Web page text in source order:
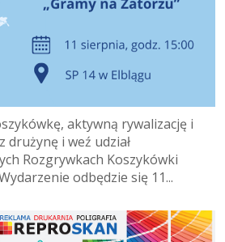
aktywną rywalizację i
drużynę i weź udział
Rozgrywkach Koszykówki
odbędzie się 11...